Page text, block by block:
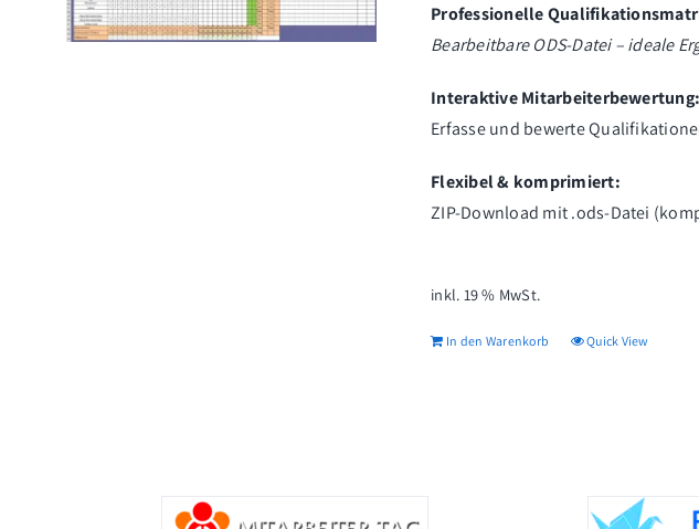
Professionelle
Bearbeitbare ODS-Datei – ideale
Interaktive Mitarbeiterbewertung:
Erfasse und bewerte
Flexibel & komprimiert:
ZIP-Download mit .ods-Datei
inkl. 19 % MwSt.
In den Warenkorb Quick View